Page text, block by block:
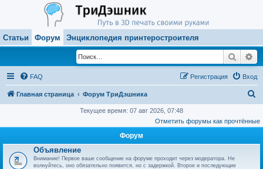
Статьи Форум Энциклопедия принтеростроителя
Поиск
FAQ Вход
Регистрация
Главная страница Форум ТриДэшника
и
Текущее время: 07 авг 2026, 07:48
Отметить форумы как прочтённые
Форум
Объявление
Внимание! Первое ваше сообщение на форуме проходит через модератора. Не
волнуйтесь, оно обязательно появится, но с задержкой. Второе и последующие